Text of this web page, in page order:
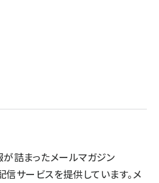
詰まったメールマガジン
サービスを提供しています。メ